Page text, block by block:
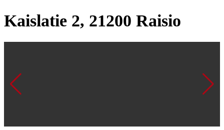
Kaislatie 2, 21200 Raisio